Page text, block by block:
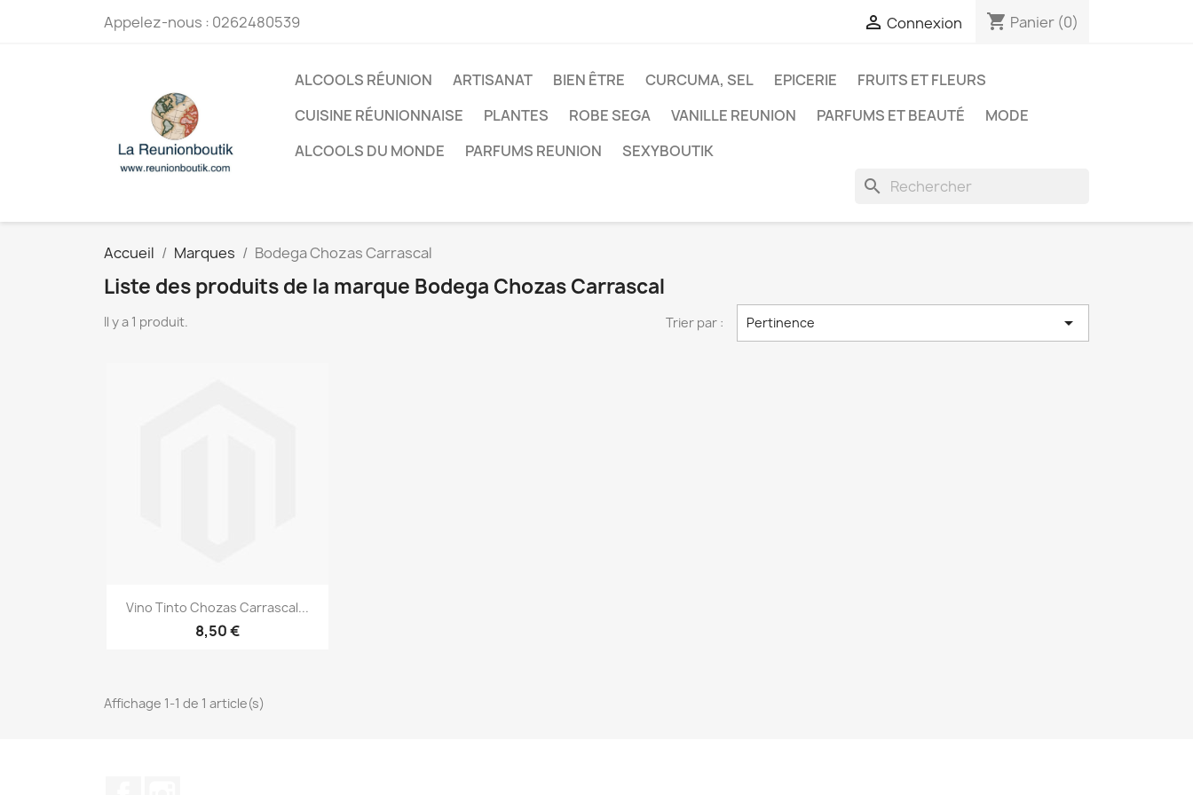
Appelez-nous : 0262480539  Connexion shopping_cart Panier (0)
ALCOOLS RÉUNION ARTISANAT BIEN ÊTRE CURCUMA, SEL EPICERIE
FRUITS ET FLEURS
CUISINE RÉUNIONNAISE
PLANTES ROBE SEGA VANILLE REUNION PARFUMS ET BEAUTÉ
MODE
ALCOOLS DU MONDE
PARFUMS REUNION SEXYBOUTIK
search
Accueil Marques Bodega Chozas Carrascal
Liste des produits de la marque Bodega Chozas Carrascal
Il y a 1 produit. Trier par : Pertinence 
Aperçu rapide
Vino Tinto Chozas Carrascal...
8,50 €
Affichage 1-1 de 1 article(s)